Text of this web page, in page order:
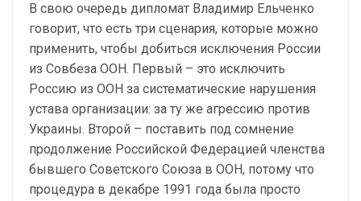
В свою очередь дипломат Владимир Ельченко
говорит, что есть три сценария, которые можно
применить, чтобы добиться исключения России
из Совбеза ООН. Первый – это исключить
Россию из ООН за систематические нарушения
устава организации: за ту же агрессию против
Украины. Второй – поставить под сомнение
продолжение Российской Федерацией членства
бывшего Советского Союза в ООН, потому что
процедура в декабре 1991 года была просто